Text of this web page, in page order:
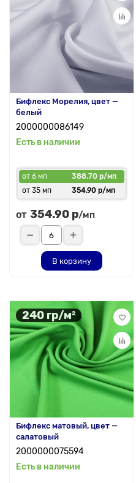
Бифлекс Морелия, цвет —
белый
2000000086149
Есть в наличии
от 6 мп
388.70 р/мп
от 35 мп
354.90 р/мп
от 354.90 р/мп
В корзину
240 гр/м²
Бифлекс матовый, цвет —
салатовый
2000000075594
Есть в наличии